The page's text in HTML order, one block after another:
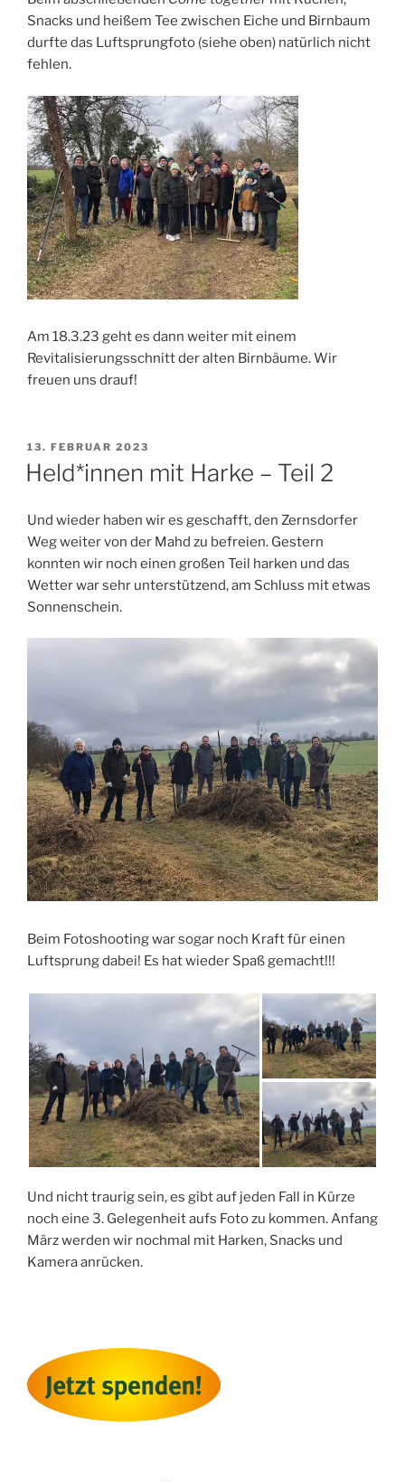
Snacks und heißem Tee zwischen Eiche und Birnbaum
durfte das Luftsprungfoto (siehe oben) natürlich nicht
fehlen.
Am 18.3.23 geht es dann weiter mit einem
Revitalisierungsschnitt der alten Birnbäume. Wir
freuen uns drauf!
VERÖFFENTLICHT
AM
13. FEBRUAR 2023
Held*innen mit Harke – Teil 2
Und wieder haben wir es geschafft, den Zernsdorfer
Weg weiter von der Mahd zu befreien. Gestern
konnten wir noch einen großen Teil harken und das
Wetter war sehr unterstützend, am Schluss mit etwas
Sonnenschein.
Beim Fotoshooting war sogar noch Kraft für einen
Luftsprung dabei! Es hat wieder Spaß gemacht!!!
Und nicht traurig sein, es gibt auf jeden Fall in Kürze
noch eine 3. Gelegenheit aufs Foto zu kommen. Anfang
März werden wir nochmal mit Harken, Snacks und
Kamera anrücken.